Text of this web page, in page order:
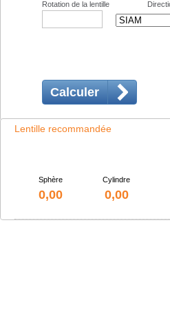
Rotation de la lentille
Calculer
Lentille recommandée
Sphère
0,00
Cylindre
0,00